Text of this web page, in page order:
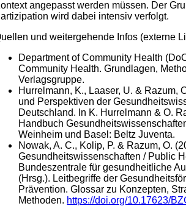
angepasst werden müssen. Der
wird dabei intensiv verfolgt.
und weitergehende Infos (externe
Department of Community Health
Community Health. Grundlagen,
Verlagsgruppe.
Hurrelmann, K., Laaser, U. & Razum,
und Perspektiven der
Deutschland. In K. Hurrelmann & O.
Handbuch
Weinheim und Basel: Beltz Juventa.
Nowak, A. C., Kolip, P. & Razum, O.
Gesundheitswissenschaften / Public
Bundeszentrale für gesundheitliche
(Hrsg.). Leitbegriffe der
Prävention. Glossar zu Konzepten,
Methoden. https://doi.org/10.17623/